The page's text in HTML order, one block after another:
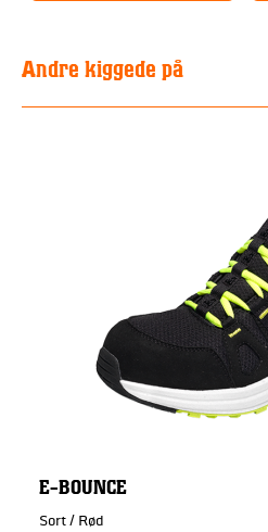
Andre kiggede på
E-BOUNCE
Sort / Rød